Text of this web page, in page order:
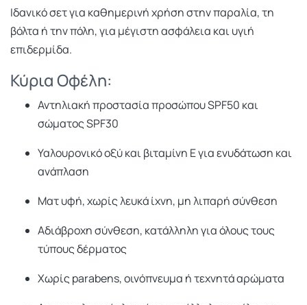
Ιδανικό σετ για καθημερινή χρήση στην παραλία, τη
βόλτα ή την πόλη, για μέγιστη ασφάλεια και υγιή
επιδερμίδα.
Κύρια Οφέλη:
Αντηλιακή προστασία προσώπου SPF50 και
σώματος SPF30
Υαλουρονικό οξύ και βιταμίνη Ε για ενυδάτωση και
ανάπλαση
Ματ υφή, χωρίς λευκά ίχνη, μη λιπαρή σύνθεση
Αδιάβροχη σύνθεση, κατάλληλη για όλους τους
τύπους δέρματος
Χωρίς parabens, οινόπνευμα ή τεχνητά αρώματα